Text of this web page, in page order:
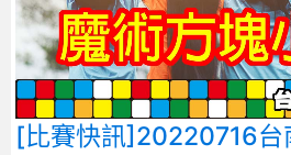
[比賽快訊]20220716台